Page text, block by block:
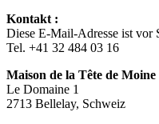
Kontakt :
Diese E-Mail-Adresse ist vor
Tel. +41 32 484 03 16
Maison de la Tête de Moine
Le Domaine 1
2713 Bellelay, Schweiz